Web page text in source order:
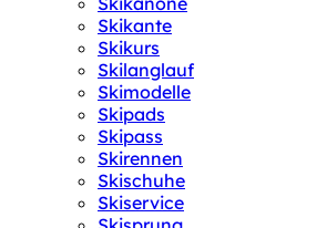
Skikante
Skikurs
Skilanglauf
Skimodelle
Skipads
Skipass
Skirennen
Skischuhe
Skiservice